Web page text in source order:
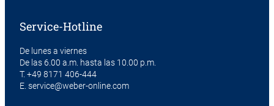
Service-Hotline
De lunes a viernes
De las 6.00 a.m. hasta las 10.00 p.m.
T. +49 8171 406-444
E. service@weber-online.com